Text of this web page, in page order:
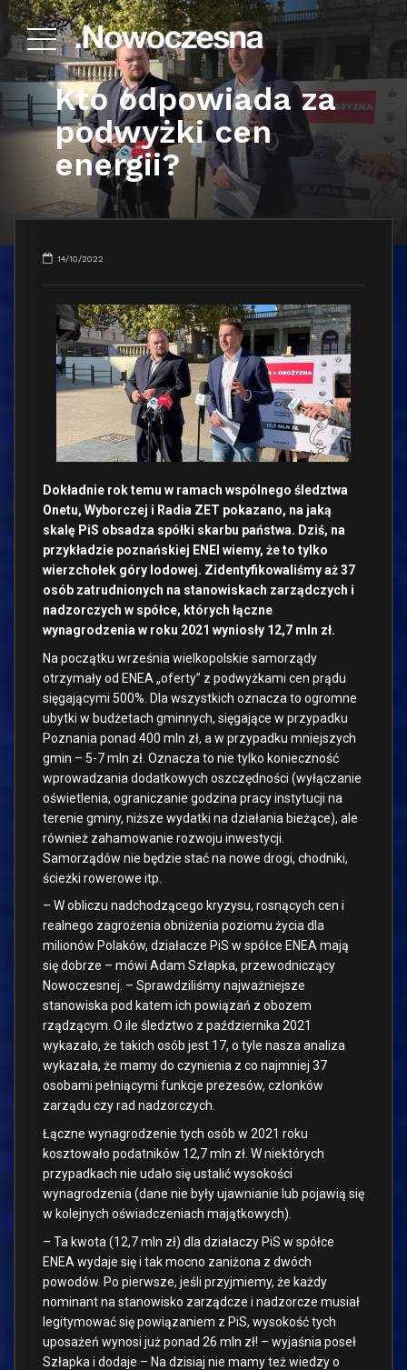
Kto odpowiada za
podwyżki cen
energii?
14/10/2022
Dokładnie rok temu w ramach wspólnego śledztwa
Onetu, Wyborczej i Radia ZET pokazano, na jaką
skalę PiS obsadza spółki skarbu państwa. Dziś, na
przykładzie poznańskiej ENEI wiemy, że to tylko
wierzchołek góry lodowej. Zidentyfikowaliśmy aż 37
osób zatrudnionych na stanowiskach zarządczych i
nadzorczych w spółce, których łączne
wynagrodzenia w roku 2021 wyniosły 12,7 mln zł.
Na początku września wielkopolskie samorządy
otrzymały od ENEA „oferty” z podwyżkami cen prądu
sięgającymi 500%. Dla wszystkich oznacza to ogromne
ubytki w budżetach gminnych, sięgające w przypadku
Poznania ponad 400 mln zł, a w przypadku mniejszych
gmin – 5-7 mln zł. Oznacza to nie tylko konieczność
wprowadzania dodatkowych oszczędności (wyłączanie
oświetlenia, ograniczanie godzina pracy instytucji na
terenie gminy, niższe wydatki na działania bieżące), ale
również zahamowanie rozwoju inwestycji.
Samorządów nie będzie stać na nowe drogi, chodniki,
ścieżki rowerowe itp.
– W obliczu nadchodzącego kryzysu, rosnących cen i
realnego zagrożenia obniżenia poziomu życia dla
milionów Polaków, działacze PiS w spółce ENEA mają
się dobrze – mówi Adam Szłapka, przewodniczący
Nowoczesnej. – Sprawdziliśmy najważniejsze
stanowiska pod katem ich powiązań z obozem
rządzącym. O ile śledztwo z października 2021
wykazało, że takich osób jest 17, o tyle nasza analiza
wykazała, że mamy do czynienia z co najmniej 37
osobami pełniącymi funkcje prezesów, członków
zarządu czy rad nadzorczych.
Łączne wynagrodzenie tych osób w 2021 roku
kosztowało podatników 12,7 mln zł. W niektórych
przypadkach nie udało się ustalić wysokości
wynagrodzenia (dane nie były ujawnianie lub pojawią się
w kolejnych oświadczeniach majątkowych).
– Ta kwota (12,7 mln zł) dla działaczy PiS w spółce
ENEA wydaje się i tak mocno zaniżona z dwóch
powodów. Po pierwsze, jeśli przyjmiemy, że każdy
nominant na stanowisko zarządcze i nadzorcze musiał
legitymować się powiązaniem z PiS, wysokość tych
uposażeń wynosi już ponad 26 mln zł! – wyjaśnia poseł
Szłapka i dodaje – Na dzisiaj nie mamy też wiedzy o